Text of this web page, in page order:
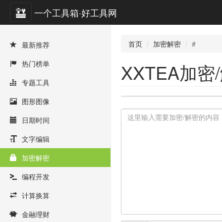
一个工具箱·好工具网
最新推荐
热门榜单
专题工具
图形图像
日期时间
文字编辑
加密解密
编程开发
计算换算
金融理财
首页 加密解密 #
XXTEA加密